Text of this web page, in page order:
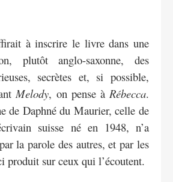
à inscrire le livre dans une
plutôt anglo-saxonne, des
secrètes et, si possible,
Melody, on pense à Rébecca.
de Daphné du Maurier, celle de
suisse né en 1948, n’a
la parole des autres, et par les
produit sur ceux qui l’écoutent.